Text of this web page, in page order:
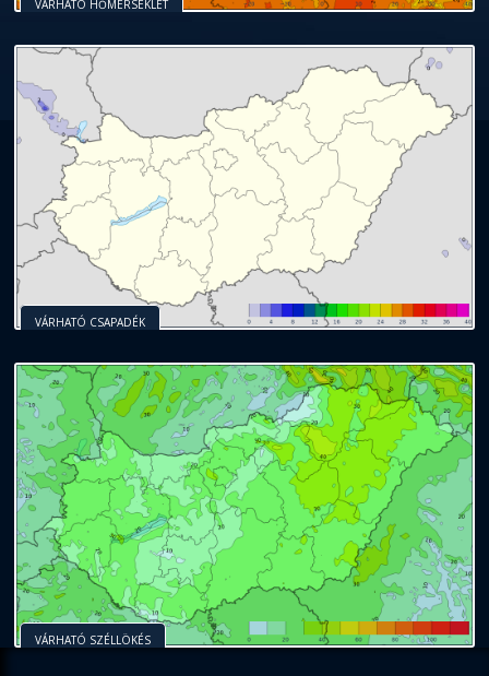
VÁRHATÓ HŐMÉRSÉKLET
VÁRHATÓ CSAPADÉK
VÁRHATÓ SZÉLLÖKÉS